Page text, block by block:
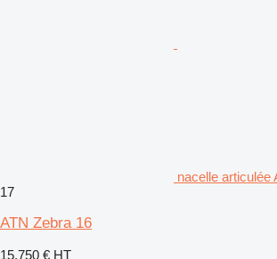
nacelle articulée
17
ATN Zebra 16
15.750 € HT